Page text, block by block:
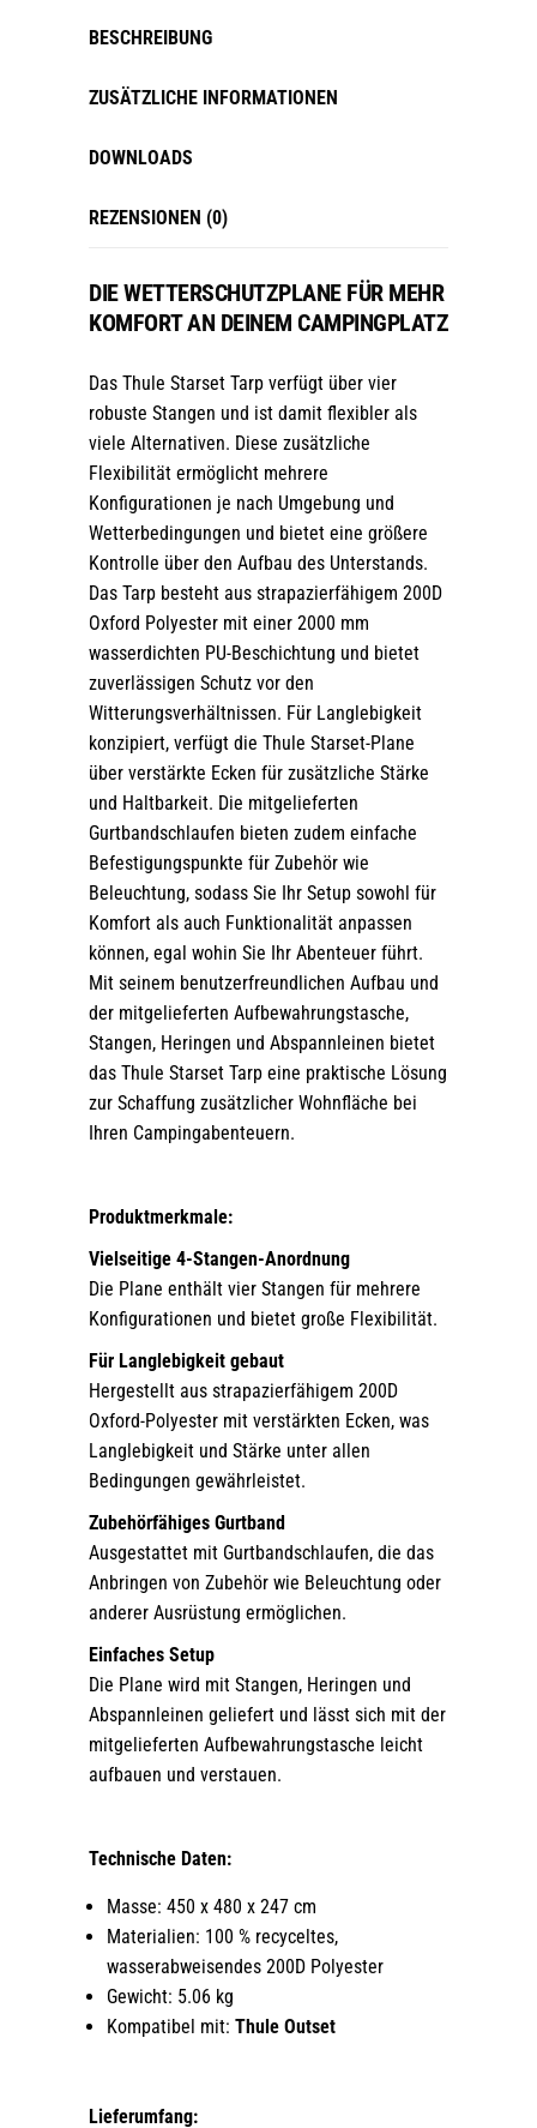
BESCHREIBUNG
ZUSÄTZLICHE INFORMATIONEN
DOWNLOADS
REZENSIONEN (0)
DIE WETTERSCHUTZPLANE FÜR MEHR
KOMFORT AN DEINEM CAMPINGPLATZ
Das Thule Starset Tarp verfügt über vier
robuste Stangen und ist damit flexibler als
viele Alternativen. Diese zusätzliche
Flexibilität ermöglicht mehrere
Konfigurationen je nach Umgebung und
Wetterbedingungen und bietet eine größere
Kontrolle über den Aufbau des Unterstands.
Das Tarp besteht aus strapazierfähigem 200D
Oxford Polyester mit einer 2000 mm
wasserdichten PU-Beschichtung und bietet
zuverlässigen Schutz vor den
Witterungsverhältnissen. Für Langlebigkeit
konzipiert, verfügt die Thule Starset-Plane
über verstärkte Ecken für zusätzliche Stärke
und Haltbarkeit. Die mitgelieferten
Gurtbandschlaufen bieten zudem einfache
Befestigungspunkte für Zubehör wie
Beleuchtung, sodass Sie Ihr Setup sowohl für
Komfort als auch Funktionalität anpassen
können, egal wohin Sie Ihr Abenteuer führt.
Mit seinem benutzerfreundlichen Aufbau und
der mitgelieferten Aufbewahrungstasche,
Stangen, Heringen und Abspannleinen bietet
das Thule Starset Tarp eine praktische Lösung
zur Schaffung zusätzlicher Wohnfläche bei
Ihren Campingabenteuern.
Produktmerkmale:
Vielseitige 4-Stangen-Anordnung
Die Plane enthält vier Stangen für mehrere
Konfigurationen und bietet große Flexibilität.
Für Langlebigkeit gebaut
Hergestellt aus strapazierfähigem 200D
Oxford-Polyester mit verstärkten Ecken, was
Langlebigkeit und Stärke unter allen
Bedingungen gewährleistet.
Zubehörfähiges Gurtband
Ausgestattet mit Gurtbandschlaufen, die das
Anbringen von Zubehör wie Beleuchtung oder
anderer Ausrüstung ermöglichen.
Einfaches Setup
Die Plane wird mit Stangen, Heringen und
Abspannleinen geliefert und lässt sich mit der
mitgelieferten Aufbewahrungstasche leicht
aufbauen und verstauen.
Technische Daten:
Masse: 450 x 480 x 247 cm
Materialien: 100 % recyceltes,
wasserabweisendes 200D Polyester
Gewicht: 5.06 kg
Kompatibel mit: Thule Outset
Lieferumfang: